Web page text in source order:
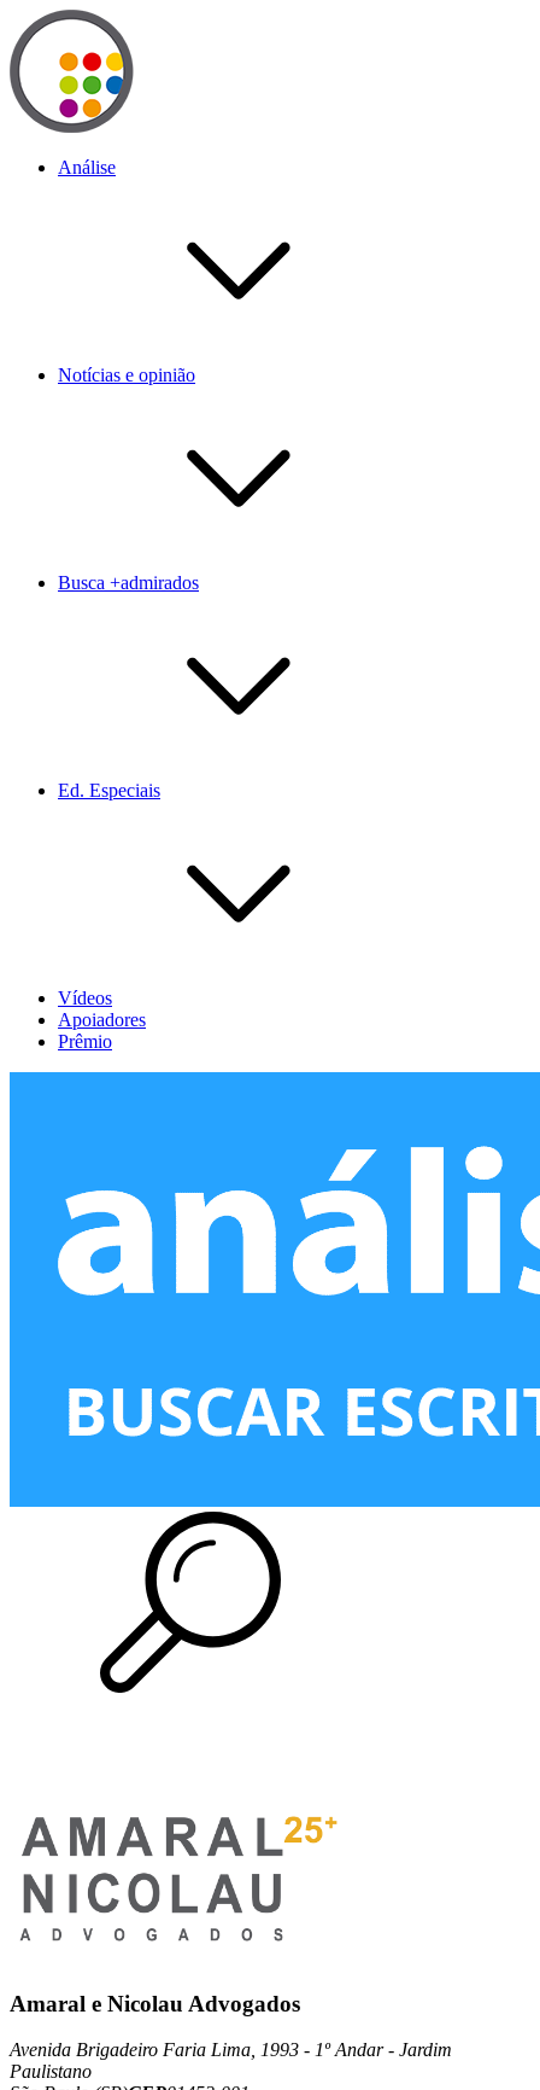
Análise
Notícias e opinião
Busca +admirados
Ed. Especiais
Vídeos
Apoiadores
Prêmio
Amaral e Nicolau Advogados
Avenida Brigadeiro Faria Lima, 1993 - 1º Andar - Jardim
Paulistano